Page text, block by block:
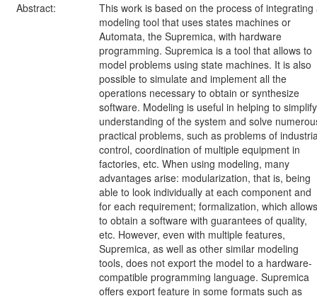
Abstract:
This work is based on the process of integrating
modeling tool that uses states machines or
Automata, the Supremica, with hardware
programming. Supremica is a tool that allows to
model problems using state machines. It is also
possible to simulate and implement all the
operations necessary to obtain or synthesize
software. Modeling is useful in helping to simplify
understanding of the system and solve
practical problems, such as problems of
control, coordination of multiple equipment in
factories, etc. When using modeling, many
advantages arise: modularization, that is, being
able to look individually at each component and
for each requirement; formalization, which allows
to obtain a software with guarantees of quality,
etc. However, even with multiple features,
Supremica, as well as other similar modeling
tools, does not export the model to a hardware-
compatible programming language. Supremica
offers export feature in some formats such as